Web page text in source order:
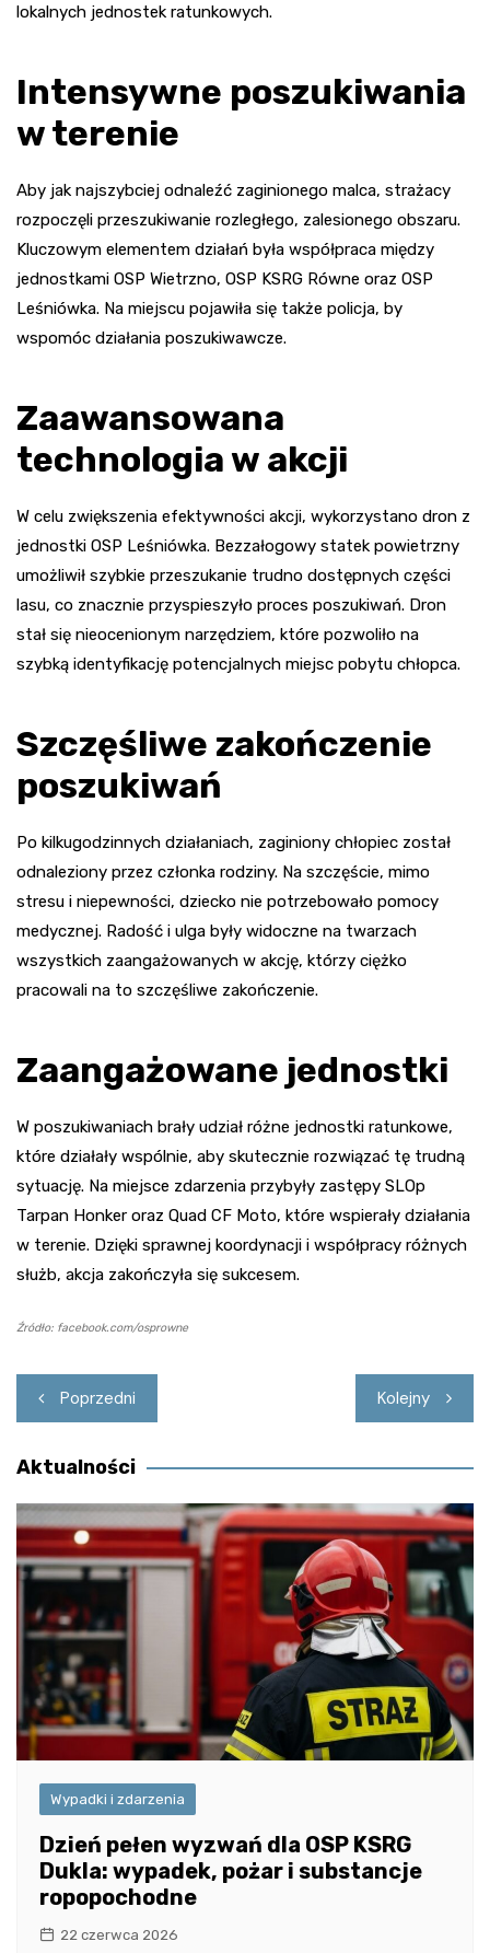
lokalnych jednostek ratunkowych.
Intensywne poszukiwania
w terenie
Aby jak najszybciej odnaleźć zaginionego malca, strażacy
rozpoczęli przeszukiwanie rozległego, zalesionego obszaru.
Kluczowym elementem działań była współpraca między
jednostkami OSP Wietrzno, OSP KSRG Równe oraz OSP
Leśniówka. Na miejscu pojawiła się także policja, by
wspomóc działania poszukiwawcze.
Zaawansowana
technologia w akcji
W celu zwiększenia efektywności akcji, wykorzystano dron z
jednostki OSP Leśniówka. Bezzałogowy statek powietrzny
umożliwił szybkie przeszukanie trudno dostępnych części
lasu, co znacznie przyspieszyło proces poszukiwań. Dron
stał się nieocenionym narzędziem, które pozwoliło na
szybką identyfikację potencjalnych miejsc pobytu chłopca.
Szczęśliwe zakończenie
poszukiwań
Po kilkugodzinnych działaniach, zaginiony chłopiec został
odnaleziony przez członka rodziny. Na szczęście, mimo
stresu i niepewności, dziecko nie potrzebowało pomocy
medycznej. Radość i ulga były widoczne na twarzach
wszystkich zaangażowanych w akcję, którzy ciężko
pracowali na to szczęśliwe zakończenie.
Zaangażowane jednostki
W poszukiwaniach brały udział różne jednostki ratunkowe,
które działały wspólnie, aby skutecznie rozwiązać tę trudną
sytuację. Na miejsce zdarzenia przybyły zastępy SLOp
Tarpan Honker oraz Quad CF Moto, które wspierały działania
w terenie. Dzięki sprawnej koordynacji i współpracy różnych
służb, akcja zakończyła się sukcesem.
Źródło: facebook.com/osprowne
Nawigacja
wpisu
Poprzedni Kolejny
Aktualności
Wypadki i zdarzenia
Dzień pełen wyzwań dla OSP KSRG
Dukla: wypadek, pożar i substancje
ropopochodne
22 czerwca 2026